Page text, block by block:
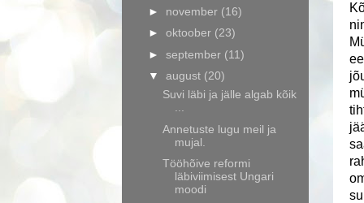
► november (16)
► oktoober (23)
► september (11)
▼ august (20)
Suvi läbi ja jälle algab kõik
Annetuste lugu meil ja
mujal.
Tööhõive reformi
läbiviimisest Ungari
moodi